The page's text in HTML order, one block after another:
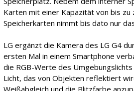
Karten mit einer Kapazität von bis
Speicherkarten nimmt bis dato nur
LG ergänzt die Kamera des LG G4
ersten Mal in einem Smartphone
die RGB-Werte des
Licht, das von Objekten reflektiert